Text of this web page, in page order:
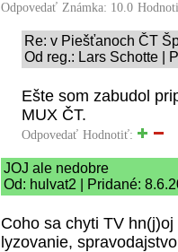
Odpovedať Známka: 10.0
Re: v Piešťanoch ČT
Od reg.: Lars Schotte |
Ešte som zabudol
MUX ČT.
Odpovedať Hodnotiť:
JOJ ale nedobre
Od: hulvat2 | Pridané:
Coho sa chyti TV
lyzovanie,